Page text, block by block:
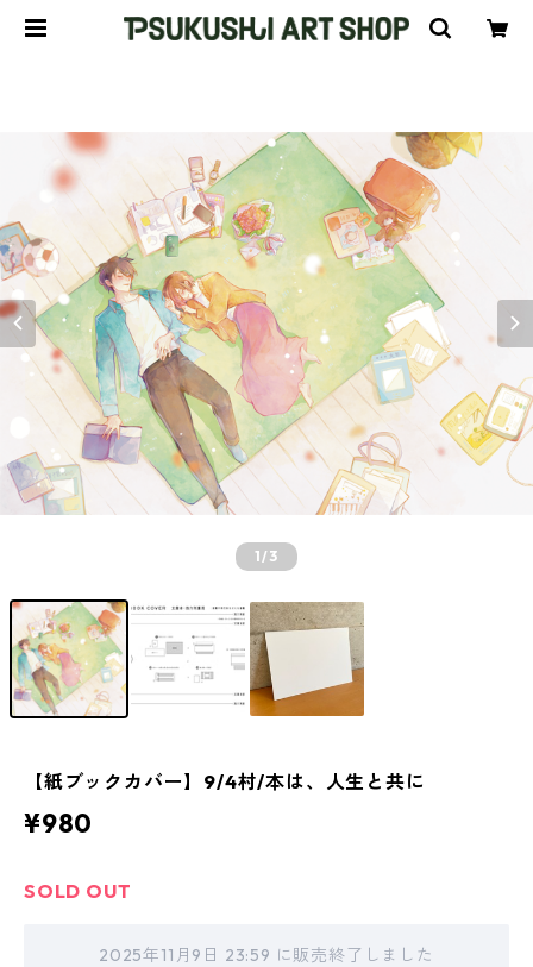
1/3
【紙ブックカバー】9/4村/本は、人生と共に
¥980
SOLD OUT
2025年11月9日 23:59 に販売終了しました